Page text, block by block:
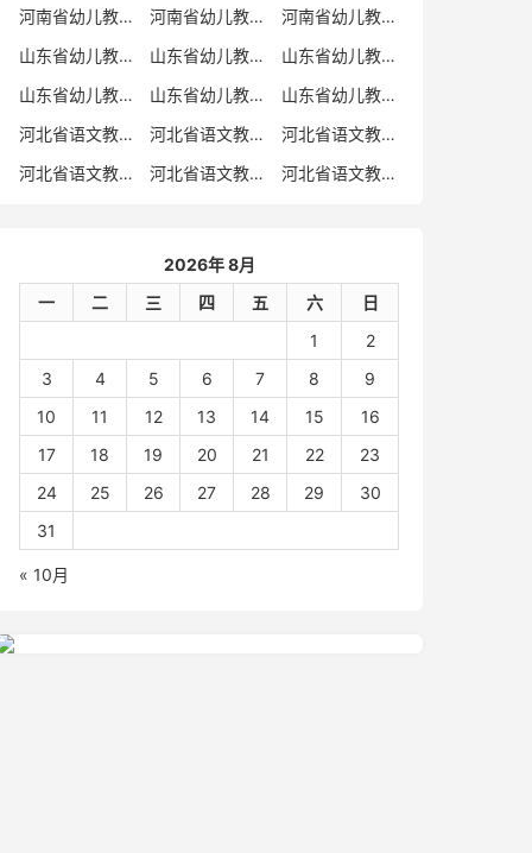
河南省幼儿教师招聘考试真题卷
河南省幼儿教师编制考试真题
河南省幼儿教师编制考试真题卷
山东省幼儿教师招聘
山东省幼儿教师考试
山东省幼儿教师招聘考试真题
山东省幼儿教师招聘考试真题卷
山东省幼儿教师编制考试真题
山东省幼儿教师编制考试真题卷
河北省语文教师招聘
河北省语文教师招聘考试真题
河北省语文教师招聘考试真题卷
河北省语文教师编制考试真题
河北省语文教师编制考试真题卷 河北省语文教师考试
2026年 8月
一
二 三 四 五 六
日
1
2
3
4 5 6 7 8
9
10
11 12 13 14 15
16
17
18 19 20 21 22
23
24
25 26 27 28 29
30
31
« 10月